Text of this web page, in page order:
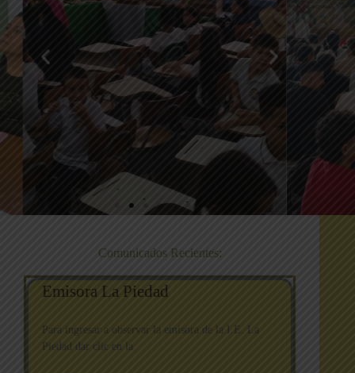
Comunicados Recientes:
Emisora La Piedad
Para ingresar a observar la emisora de la I.E. La
Piedad dar clic en la